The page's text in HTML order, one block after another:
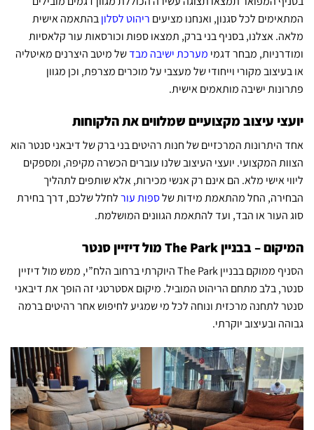
המתאימים לכל סגנון, ואנחנו מציעים ריהוט לסלוןבהתאמה אישית
מלאה. אצלנו, בסניף בני ברק, תמצאו ספות וכורסאות עור קלאסיות
ומודרניות, מבחר דגמי מערכת ישיבה מבדשל מיטב היצרנים מאיטליה
או בעיצוב מקורי וייחודי של מעצבי על מוכרים מצרפת, וכן מגוון
פתרונות ישיבה מותאמים אישית.
יועצי עיצוב מקצועיים שמלווים את הלקוחות
אחד היתרונות המרכזיים של חנות רהיטים בני ברק של דיבאני סנטר הוא
הצוות המקצועי. יועצי העיצוב שלנו עוברים הכשרה מקיפה, ומספקים
ליווי אישי מלא. הם אינם רק אנשי מכירות, אלא שותפים לתהליך
הבחירה, החל מהתאמת מידותשלספות עורלחלל שלכם, דרך בחירת
סוג העור או הבד, ועד להתאמת הגוונים המושלמת.
המיקום – בבניין The Park מול דיזיין סנטר
הסניף ממוקם בבניין The Park היוקרתי ברחוב הלח”י, ממש מול דיזיין
סנטר, בלב מתחם הריהוט המוביל. מיקום אסטרטגי זה הופך את דיבאני
סנטר לתחנה מרכזית ונוחה לכל מי שמגיע לחיפוש אחר רהיטים ברמה
גבוהה ובעיצוב יוקרתי.